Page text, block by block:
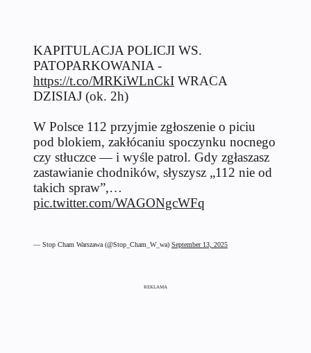
KAPITULACJA POLICJI WS.
PATOPARKOWANIA -
https://t.co/MRKiWLnCkI WRACA
DZISIAJ (ok. 2h)
W Polsce 112 przyjmie zgłoszenie o piciu
pod blokiem, zakłócaniu spoczynku nocnego
czy stłuczce — i wyśle patrol. Gdy zgłaszasz
zastawianie chodników, słyszysz „112 nie od
takich spraw”,…
pic.twitter.com/WAGONgcWFq
— Stop Cham Warszawa (@Stop_Cham_W_wa) September 13, 2025
REKLAMA